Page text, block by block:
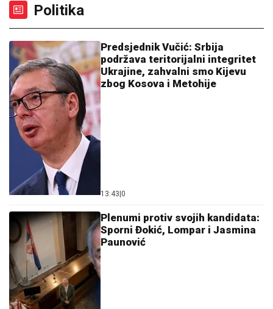
Politika
Predsjednik Vučić: Srbija
podržava teritorijalni integritet
Ukrajine, zahvalni smo Kijevu
zbog Kosova i Metohije
13:43|0
Plenumi protiv svojih kandidata:
Sporni Đokić, Lompar i Jasmina
Paunović